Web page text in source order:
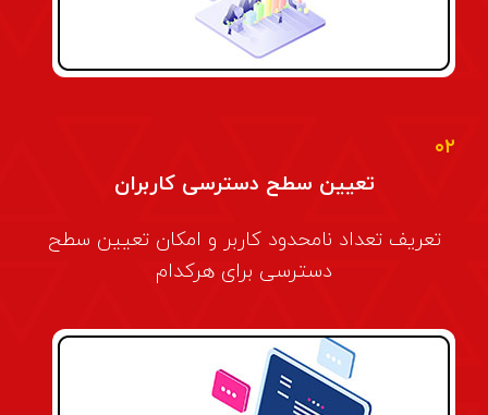
۰۲
تعیین سطح دسترسی کاربران
تعریف تعداد نامحدود کاربر و امکان تعیین سطح
دسترسی برای هرکدام